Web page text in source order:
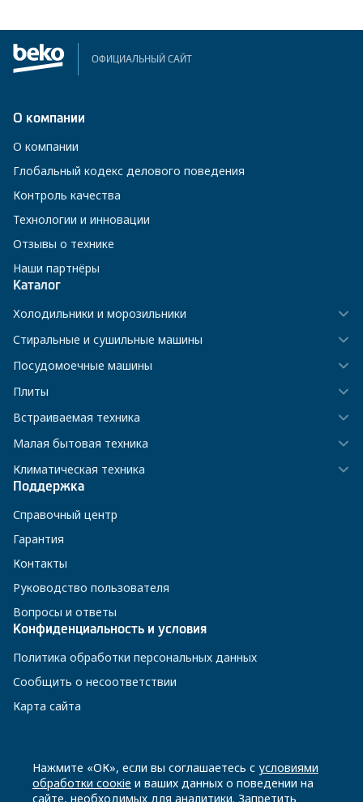
ОФИЦИАЛЬНЫЙ САЙТ
О компании
О компании
Глобальный кодекс делового поведения
Контроль качества
Технологии и инновации
Отзывы о технике
Наши партнёры
Каталог
Холодильники и морозильники
Стиральные и сушильные машины
Посудомоечные машины
Плиты
Встраиваемая техника
Малая бытовая техника
Климатическая техника
Поддержка
Справочный центр
Гарантия
Контакты
Руководство пользователя
Вопросы и ответы
Конфиденциальность и условия
Политика обработки персональных данных
Сообщить о несоответствии
Карта сайта
8 800 200-23-56
Нажмите «ОК», если вы соглашаетесь с условиями
обработки соокіе и ваших данных о поведении на
сайте, необходимых для аналитики. Запретить